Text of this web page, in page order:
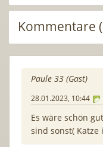
Kommentare
Paule 33 (Gast)
28.01.2023, 10:44
Es wäre schön
sind sonst( Katze